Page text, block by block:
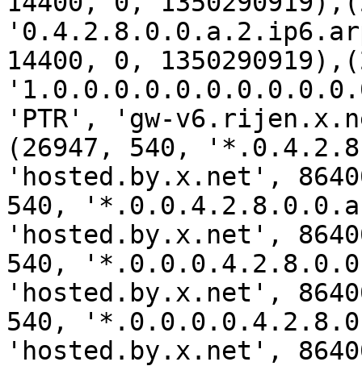
14400, 0,
'PTR', 'gw-
(26947, 540,
'hosted.by.x.net',
540,
'hosted.by.x.net',
540,
'hosted.by.x.net',
540,
'hosted.by.x.net',